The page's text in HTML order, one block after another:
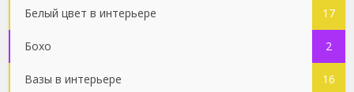
Белый цвет в интерьере 17
Бохо 2
Вазы в интерьере 16